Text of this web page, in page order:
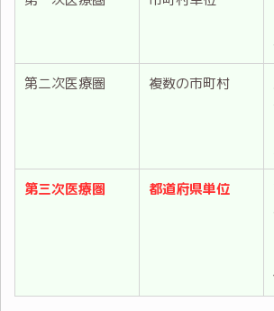
第二次医療圏 複数の市町村
第三次医療圏 都道府県単位